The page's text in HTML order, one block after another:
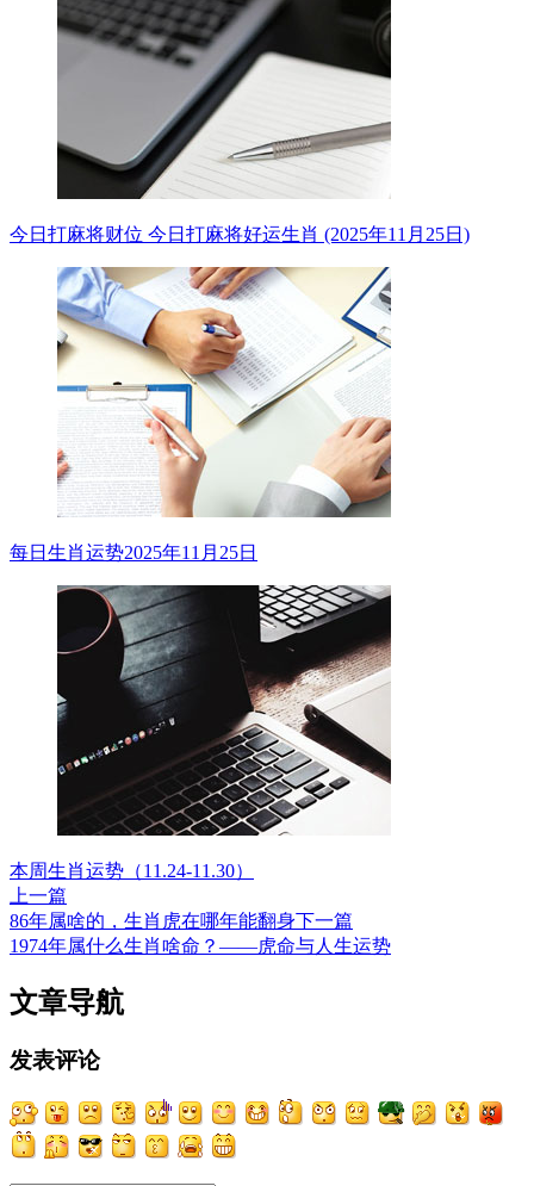
今日打麻将财位 今日打麻将好运生肖 (2025年11月25日)
每日生肖运势2025年11月25日
本周生肖运势（11.24-11.30）
上一篇
86年属啥的，生肖虎在哪年能翻身下一篇
1974年属什么生肖啥命？——虎命与人生运势
文章导航
发表评论